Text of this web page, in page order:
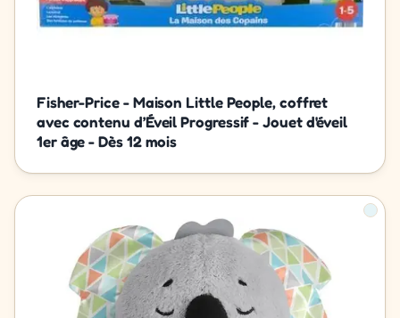
Fisher-Price - Maison Little People, coffret
avec contenu d’Éveil Progressif - Jouet d'éveil
1er âge - Dès 12 mois